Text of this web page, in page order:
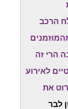
הרכב
צריך להיות שלפחות 40% מהמוזמנים
הרי זה
לאירוע
את
לבר